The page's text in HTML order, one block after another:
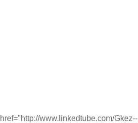
href="http://www.linkedtube.com/Gkez--